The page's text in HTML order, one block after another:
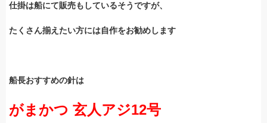
仕掛は船にて販売もしているそうですが、
たくさん揃えたい方には自作をお勧めします
船長おすすめの針は
がまかつ 玄人アジ12号